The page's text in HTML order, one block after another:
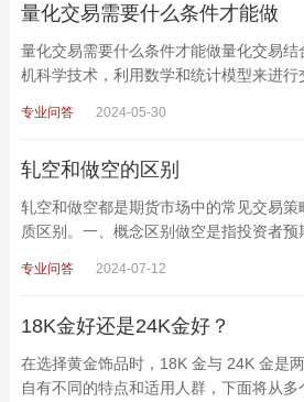
量化交易需要什么条件才能做
量化交易需要什么条件才能做量化交易
机科学技术，利用数学和统计模型来进行
专业问答 2024-05-30
轧空和做空的区别
轧空和做空都是期货市场中的常见交易
质区别。一、概念区别做空是指投资者预
专业问答 2024-07-12
18K金好还是24K金好？
在选择黄金饰品时，18K 金与 24K 金是
自有不同的特点和适用人群，下面将从多